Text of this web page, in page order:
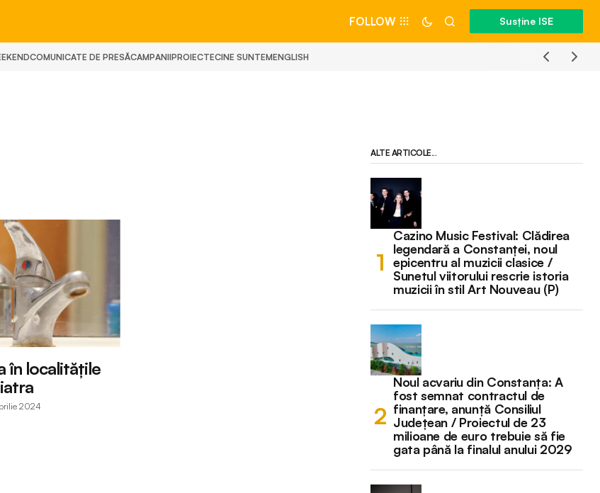
FOLLOW Susține ISE
COMUNICATE DE PRESĂCAMPANIIPROIECTECINE SUNTEMENGLISH
în localitățile
2024
ALTE ARTICOLE...
Cazino Music Festival: Clădirea
legendară a Constanței, noul
epicentru al muzicii clasice /
Sunetul viitorului rescrie istoria
muzicii în stil Art Nouveau (P)
Noul acvariu din Constanța: A
fost semnat contractul de
finanțare, anunță Consiliul
Județean / Proiectul de 23
milioane de euro trebuie să fie
gata până la finalul anului 2029